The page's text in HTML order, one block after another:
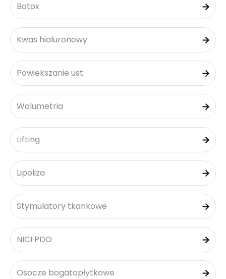
Botox
Kwas hialuronowy
Powiększanie ust
Wolumetria
Lifting
Lipoliza
Stymulatory tkankowe
NICI PDO
Osocze bogatopłytkowe